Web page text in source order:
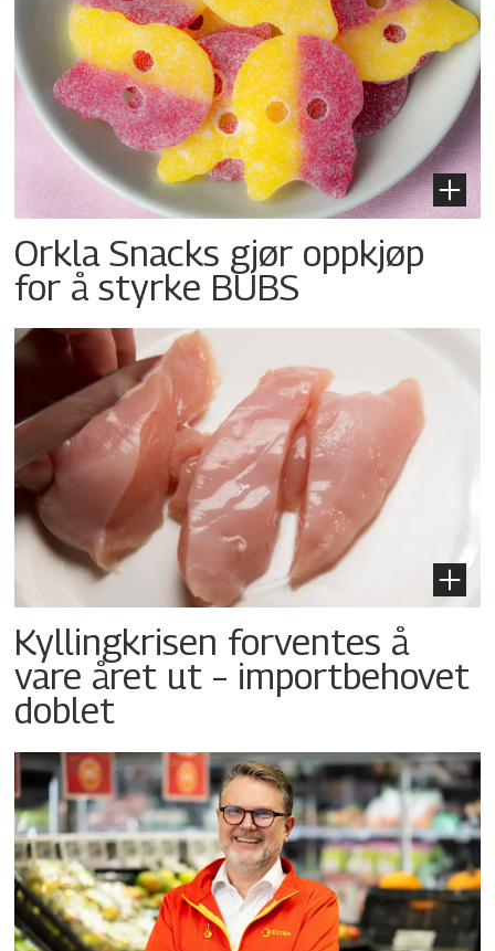
Orkla Snacks gjør oppkjøp
for å styrke BUBS
Kyllingkrisen forventes å
vare året ut – importbehovet
doblet